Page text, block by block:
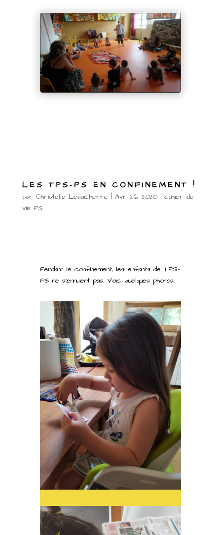
LES TPS-PS EN CONFINEMENT !
par Christelle Lesaicherre | Avr 26, 2020| cahier de
vie PS
Pendant le confinement, les enfants de TPS-
PS ne s’ennuient pas. Voici quelques photos.